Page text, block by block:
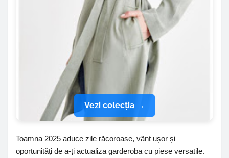
Vezi colecția →
Toamna 2025 aduce zile răcoroase, vânt ușor și
oportunități de a-ți actualiza garderoba cu piese versatile.